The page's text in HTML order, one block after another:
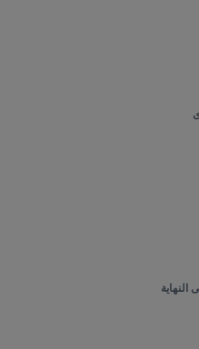
النهاية